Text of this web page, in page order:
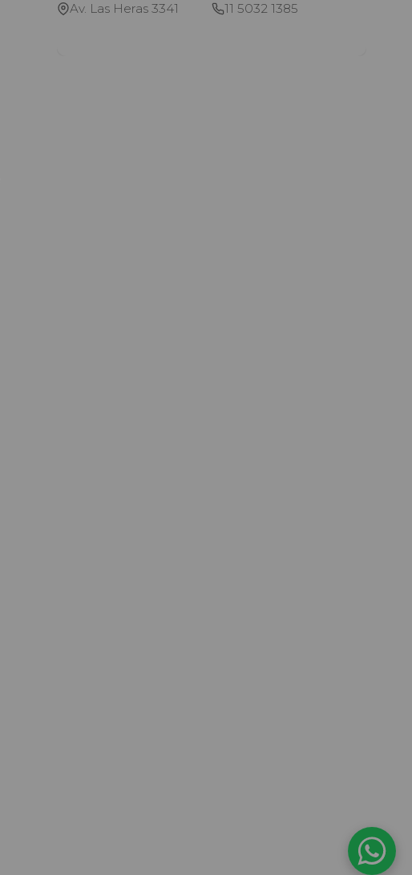
Av. Las Heras 3341 11 5032 1385